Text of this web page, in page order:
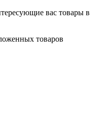
вас товары в
товаров